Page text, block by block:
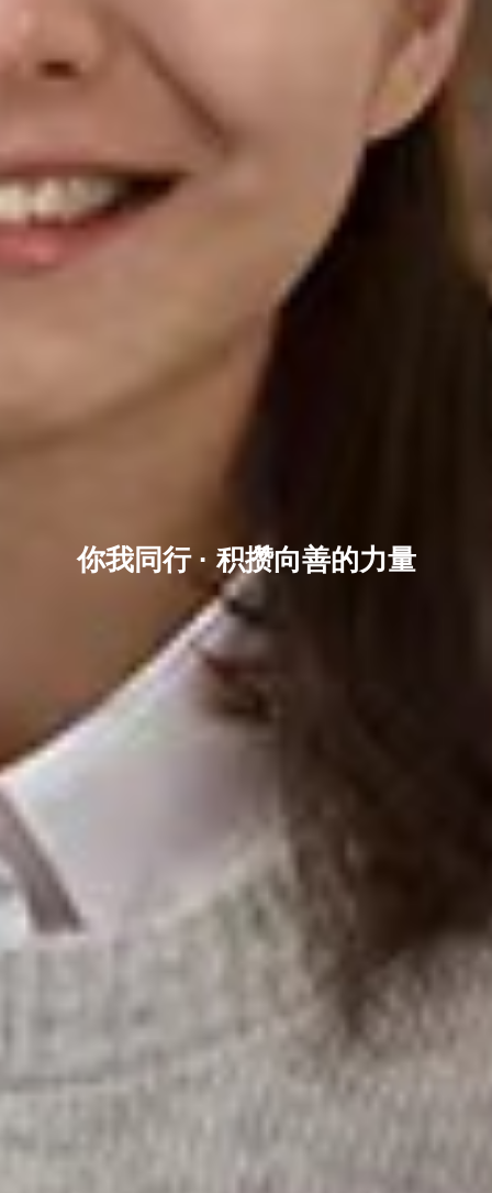
你我同行 · 积攒向善的力量